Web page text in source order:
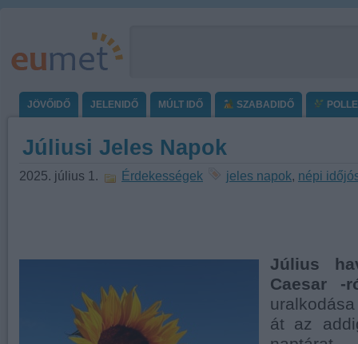
JÖVŐIDŐ JELENIDŐ MÚLT IDŐ SZABADIDŐ
Júliusi Jeles Napok
2025. július 1. Érdekességek jeles napok, népi
Július
Caesar
át az